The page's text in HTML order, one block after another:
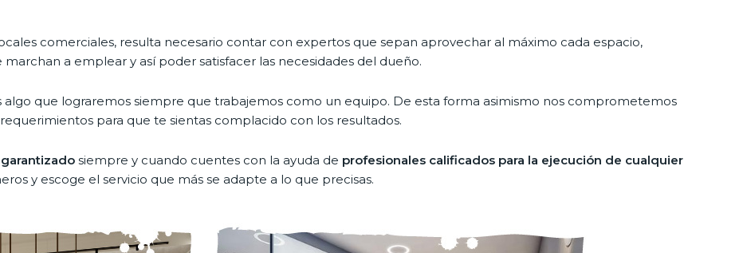
comerciales, resulta necesario contar con expertos que sepan aprovechar al máximo cada espacio,
a emplear y así poder satisfacer las necesidades del dueño.
algo que lograremos siempre que trabajemos como un equipo. De esta forma asimismo nos comprometemos
para que te sientas complacido con los resultados.
siempre y cuando cuentes con la ayuda de profesionales calificados para la ejecución de cualquier
y escoge el servicio que más se adapte a lo que precisas.